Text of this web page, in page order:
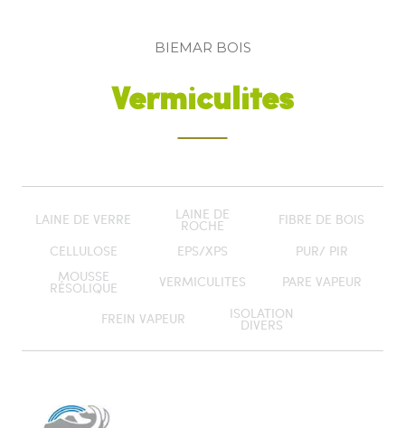
BIEMAR BOIS
Vermiculites
LAINE DE VERRE LAINE DE
ROCHE
FIBRE DE BOIS
CELLULOSE
EPS/XPS
PUR/ PIR
MOUSSE
RÉSOLIQUE VERMICULITES PARE VAPEUR
FREIN VAPEUR ISOLATION
DIVERS